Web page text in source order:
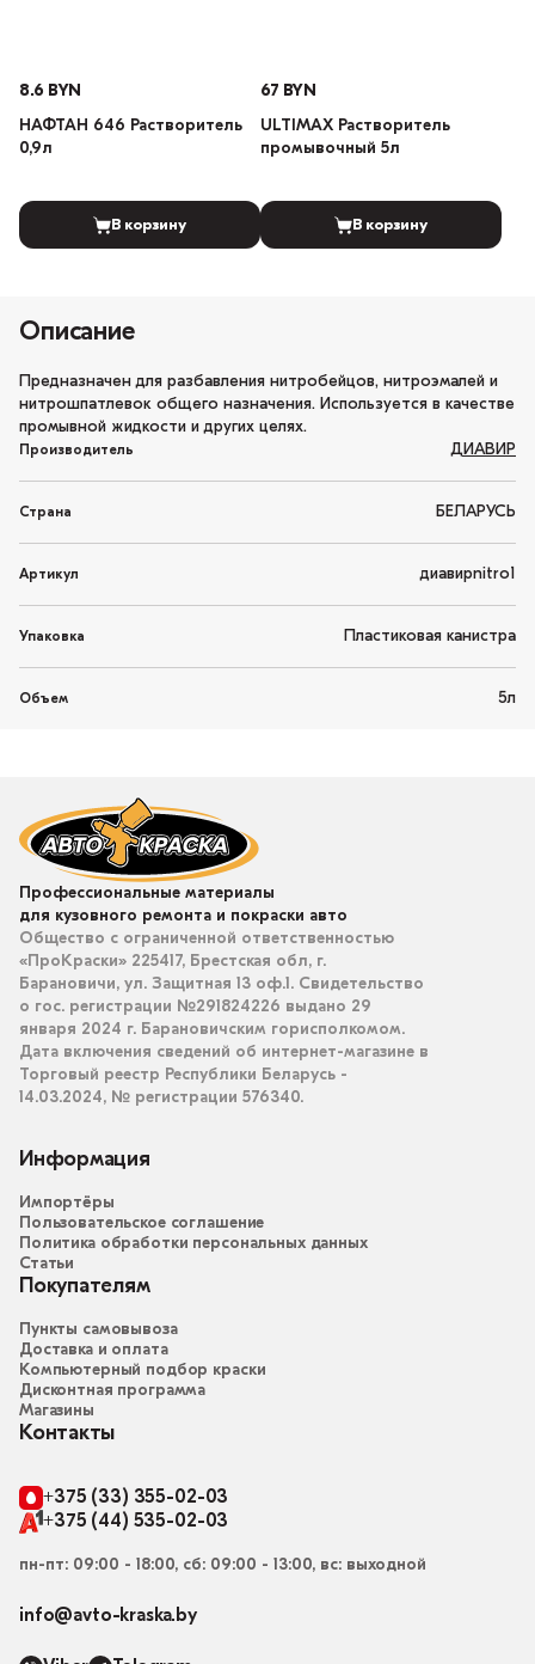
8.6 BYN
НАФТАН 646 Растворитель
0,9л
В корзину
67 BYN
ULTIMAX Растворитель
промывочный 5л
В корзину
Описание
Предназначен для разбавления нитробейцов, нитроэмалей и
нитрошпатлевок общего назначения. Используется в качестве
промывной жидкости и других целях.
Производитель ДИАВИР
Страна БЕЛАРУСЬ
Артикул диавирnitro1
Упаковка Пластиковая канистра
Объем 5л
Профессиональные материалы
для кузовного ремонта и покраски авто
Общество с ограниченной ответственностью
«ПроКраски» 225417, Брестская обл, г.
Барановичи, ул. Защитная 13 оф.1. Свидетельство
о гос. регистрации №291824226 выдано 29
января 2024 г. Барановичским горисполкомом.
Дата включения сведений об интернет-магазине в
Торговый реестр Республики Беларусь -
14.03.2024, № регистрации 576340.
Информация
Импортёры
Пользовательское соглашение
Политика обработки персональных данных
Статьи
Покупателям
Пункты самовывоза
Доставка и оплата
Компьютерный подбор краски
Дисконтная программа
Магазины
Контакты
+375 (33) 355-02-03
+375 (44) 535-02-03
пн-пт: 09:00 - 18:00, сб: 09:00 - 13:00, вс: выходной
info@avto-kraska.by